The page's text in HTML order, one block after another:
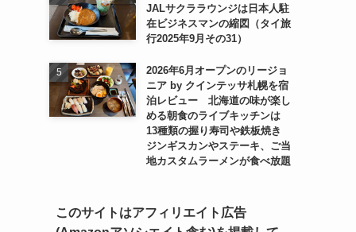
JALサクララウンジは日本人駐
在ビジネスマンの縮図（タイ旅
行2025年9月その31）
2026年6月オープンのリージョ
ニア by クインテッサ札幌を宿
泊レビュー 北海道の味が楽し
める朝食のライブキッチンは
13種類の握り寿司や鉄板焼き
ジンギスカンやステーキ、ご当
地カスタムラーメンが食べ放題
このサイトはアフィリエイト広告